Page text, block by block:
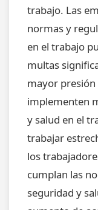
trabajo. Las
normas y
en el trabajo
multas
mayor presión
implementen
y salud en el
trabajar
los
cumplan las
seguridad y